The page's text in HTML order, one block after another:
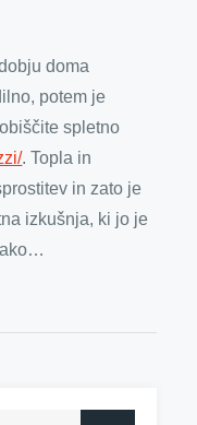
doma
potem je
spletno
. Topla in
in zato je
izkušnja, ki jo je